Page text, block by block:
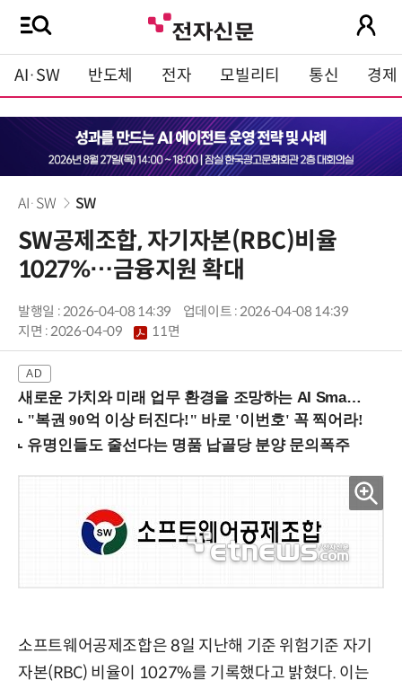
AI·SW 반도체 전자 모빌리티 통신 경제
AI·SW SW
SW공제조합, 자기자본(RBC)비율
1027%…금융지원 확대
발행일 : 2026-04-08 14:39
업데이트 : 2026-04-08 14:39
지면 :2026-04-09 11면
새로운 가치와 미래 업무 환경을 조망하는 AI Smart Work Summit 2026 (9/11 코엑스)
소프트웨어공제조합은 8일 지난해 기준 위험기준 자기
자본(RBC) 비율이 1027%를 기록했다고 밝혔다. 이는